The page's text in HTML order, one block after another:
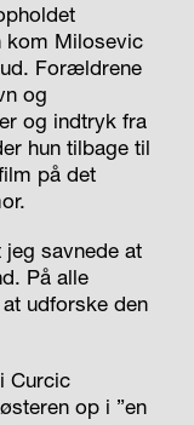
kom Milosevic
Forældrene
og
og indtryk fra
hun tilbage til
på det
jeg savnede at
På alle
udforske den
Curcic
op i ”en